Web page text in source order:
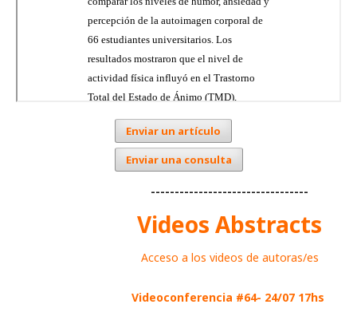
Enviar un artículo
Enviar una consulta
---------------------------------
Videos Abstracts
Acceso a los videos de autoras/es
Videoconferencia #64- 24/07 17hs